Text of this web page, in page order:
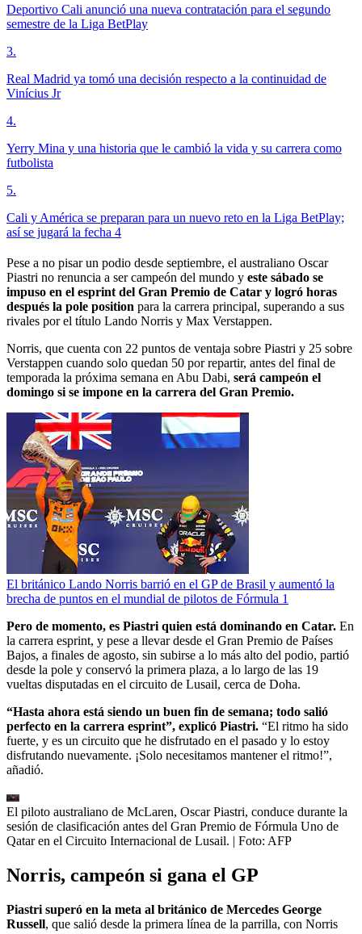
Deportivo Cali anunció una nueva contratación para el segundo
semestre de la Liga BetPlay
3.
Real Madrid ya tomó una decisión respecto a la continuidad de
Vinícius Jr
4.
Yerry Mina y una historia que le cambió la vida y su carrera como
futbolista
5.
Cali y América se preparan para un nuevo reto en la Liga BetPlay;
así se jugará la fecha 4
Pese a no pisar un podio desde septiembre, el australiano Oscar
Piastri no renuncia a ser campeón del mundo y este sábado se
impuso en el esprint del Gran Premio de Catar y logró horas
después la pole position para la carrera principal, superando a sus
rivales por el título Lando Norris y Max Verstappen.
Norris, que cuenta con 22 puntos de ventaja sobre Piastri y 25 sobre
Verstappen cuando solo quedan 50 por repartir, antes del final de
temporada la próxima semana en Abu Dabi, será campeón el
domingo si se impone en la carrera del Gran Premio.
El británico Lando Norris barrió en el GP de Brasil y aumentó la
brecha de puntos en el mundial de pilotos de Fórmula 1
Pero de momento, es Piastri quien está dominando en Catar. En
la carrera esprint, y pese a llevar desde el Gran Premio de Países
Bajos, a finales de agosto, sin subirse a lo más alto del podio, partió
desde la pole y conservó la primera plaza, a lo largo de las 19
vueltas disputadas en el circuito de Lusail, cerca de Doha.
“Hasta ahora está siendo un buen fin de semana; todo salió
perfecto en la carrera esprint”, explicó Piastri. “El ritmo ha sido
fuerte, y es un circuito que he disfrutado en el pasado y lo estoy
disfrutando nuevamente. ¡Solo necesitamos mantener el ritmo!”,
añadió.
El piloto australiano de McLaren, Oscar Piastri, conduce durante la
sesión de clasificación antes del Gran Premio de Fórmula Uno de
Qatar en el Circuito Internacional de Lusail. | Foto: AFP
Norris, campeón si gana el GP
Piastri superó en la meta al británico de Mercedes George
Russell, que salió desde la primera línea de la parrilla, con Norris